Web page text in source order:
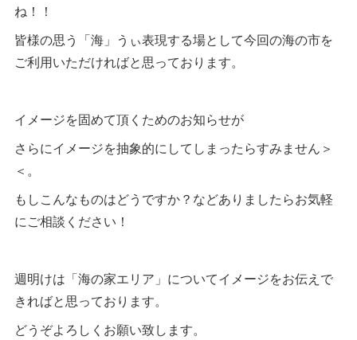
ね！！
皆様の思う「海」うぃ表現する場として今回の海の市を
ご利用いただければと思っております。
イメージを固めて頂くためのお知らせが
さらにイメージを抽象的にしてしまったらすみません＞
＜。
もしこんなものはどうですか？などありましたらお気軽
にご相談ください！
週明けは「海の家エリア」についてイメージをお伝えで
きればと思っております。
どうぞよろしくお願い致します。